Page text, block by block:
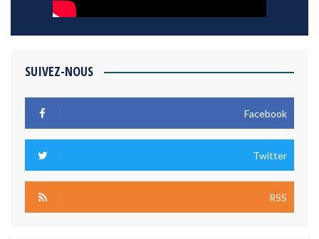
SUIVEZ-NOUS
Facebook
Twitter
RSS